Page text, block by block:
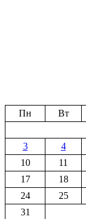
Пн
Вт
3
4
10
11
17
18
24
25
31